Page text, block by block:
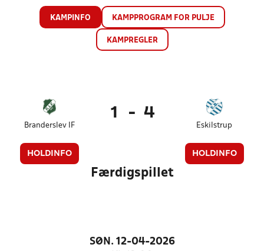
KAMPINFO KAMPPROGRAM FOR PULJE
KAMPREGLER
Branderslev IF
HOLDINFO
1 - 4
Eskilstrup
HOLDINFO
Færdigspillet
SØN. 12-04-2026